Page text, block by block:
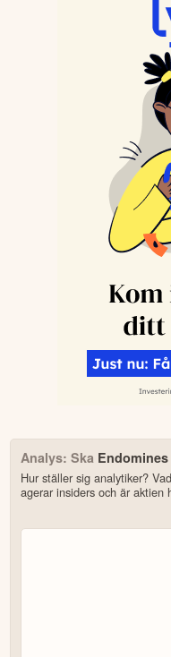
Analys: Ska
Hur ställer sig analytiker?
agerar insiders och är aktien
Bonus: Få upp till 500